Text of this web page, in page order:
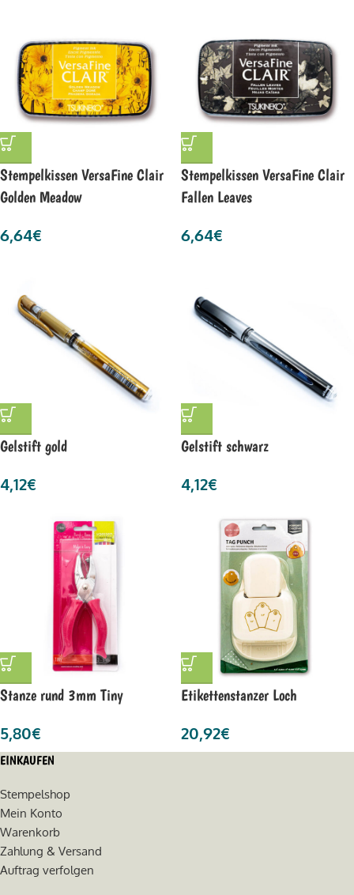
Stempelkissen VersaFine Clair
Golden Meadow
6,64€
Stempelkissen VersaFine Clair
Fallen Leaves
6,64€
Gelstift gold
4,12€
Gelstift schwarz
4,12€
Stanze rund 3mm Tiny
5,80€
Etikettenstanzer Loch
20,92€
EINKAUFEN
Stempelshop
Mein Konto
Warenkorb
Zahlung & Versand
Auftrag verfolgen